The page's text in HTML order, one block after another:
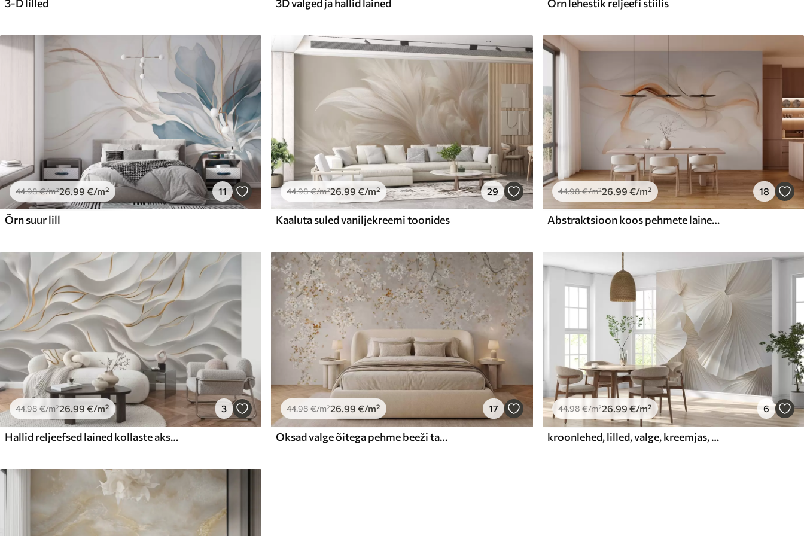
3-D lilled 3D valged ja hallid lained Õrn lehestik reljeefi stiilis
44.98€/m²26.99 €/m² 11
Õrn suur lill
44.98€/m²26.99 €/m² 29
Kaaluta suled vaniljekreemi toonides
44.98€/m²26.99 €/m² 18
Abstraktsioon koos pehmete lainetega
44.98€/m²26 .99€/m² 3
Hallid reljeefsed lained kollaste aksentidega
44.98€/m²26 .99 €/m² 17
Oksad valge õitega pehme beeži taustal
44.98€/m²26 .99 €/m² 6
kroonlehed, lilled, valge, kreemjas, tekstuur, õrnus, dekoratiivsus